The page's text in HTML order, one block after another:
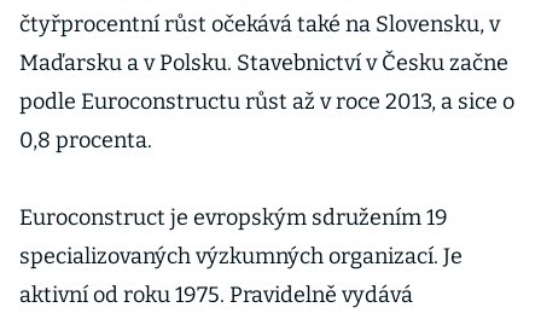
čtyřprocentní růst očekává také na Slovensku, v
Maďarsku a v Polsku. Stavebnictví v Česku začne
podle Euroconstructu růst až v roce 2013, a sice o
0,8 procenta.
Euroconstruct je evropským sdružením 19
specializovaných výzkumných organizací. Je
aktivní od roku 1975. Pravidelně vydává